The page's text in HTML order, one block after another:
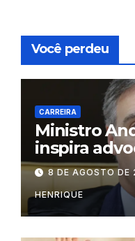
Você perdeu
CARREIRA
Ministro
inspira
na OAB do
8 DE AGOSTO
HENRIQUE